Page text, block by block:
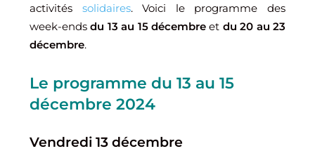
activités solidaires. Voici le programme des
week-endsdu 13 au 15 décembre et du 20 au 23
décembre.
Le programme du 13 au 15
décembre 2024
Vendredi 13 décembre